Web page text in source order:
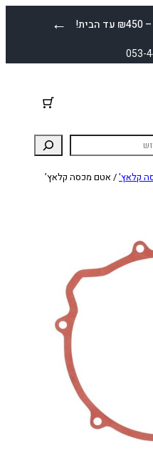
←
053-
קלאץ'/ אטם מכסה קלאץ’